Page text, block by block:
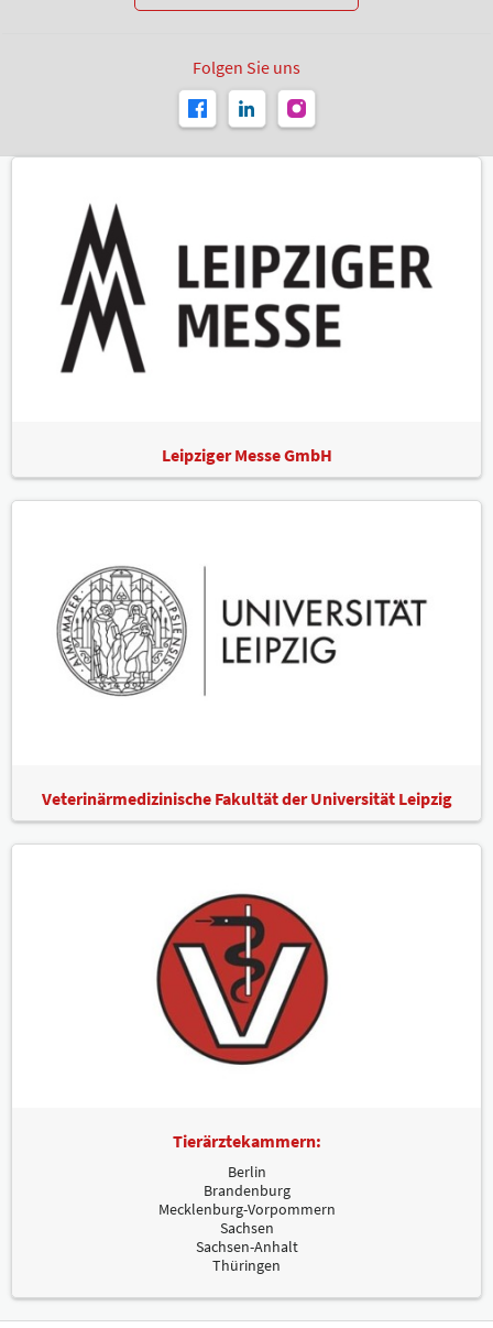
Folgen Sie uns
Leipziger Messe GmbH
Veterinärmedizinische Fakultät der Universität Leipzig
Tierärztekammern:
Berlin
Brandenburg
Mecklenburg-Vorpommern
Sachsen
Sachsen-Anhalt
Thüringen